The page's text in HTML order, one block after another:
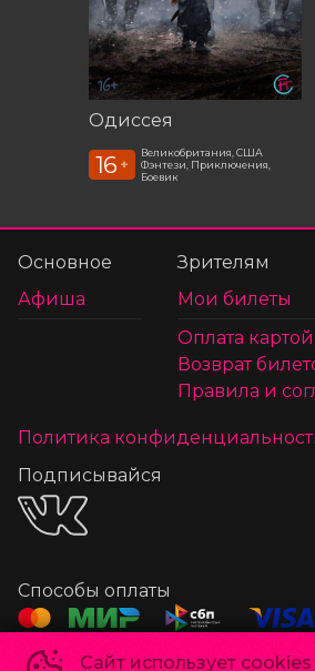
Одиссея
16 +
Великобритания, США
Фэнтези, Приключения,
Боевик
Сайт использует
Основное
Афиша
Зрителям
Мои билеты
Оплата картой
Возврат
Правила и
Политика
Подписывайся
Способы оплаты